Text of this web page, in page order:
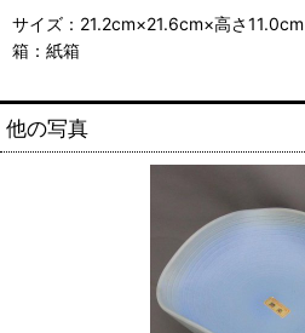
サイズ：21.2cm×21.6cm×高さ11.0cm
箱：紙箱
他の写真